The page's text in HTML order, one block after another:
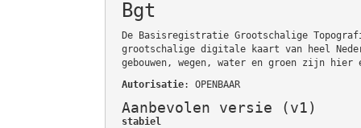
Bgt
De Basisregistratie Grootschalige
grootschalige digitale kaart van heel
gebouwen, wegen, water en groen zijn hier
Autorisatie: OPENBAAR
Aanbevolen versie (v1)
stabiel